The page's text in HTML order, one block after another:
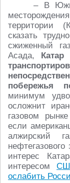
– В
территории
сказать
сжиженный
Асада,
побережья
минимум
осложнит
газовом
если
алжирский
интерес
интересом
ослабить